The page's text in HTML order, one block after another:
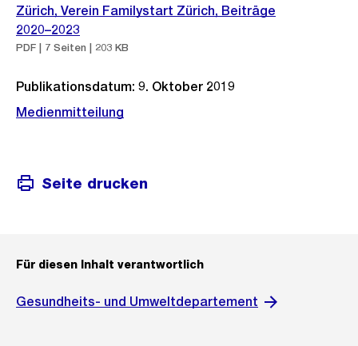
Zürich, Verein Familystart Zürich, Beiträge
2020–2023
PDF | 7 Seiten | 203 KB
Publikationsdatum: 9. Oktober 2019
Medienmitteilung
Seite drucken
Für diesen Inhalt verantwortlich
Gesundheits- und Umweltdepartement